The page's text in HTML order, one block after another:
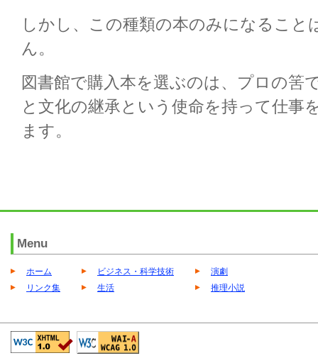
しかし、この種類の本のみになること
ん。
図書館で購入本を選ぶのは、プロの筈
と文化の継承という使命を持って仕事
ます。
Menu
ホーム
リンク集
ビジネス・科学技術
生活
演劇
推理小説